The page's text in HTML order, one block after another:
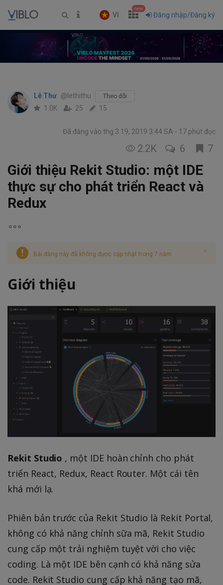
VI
new
Đăng nhập/Đăng ký
Lê Thư @lethithu Theo dõi
1.0K 25 15
Đã đăng vào thg 3 19, 2019 3:44 SA 17 phút đọc
2.2K 6 7
Giới thiệu Rekit Studio: một IDE
thực sự cho phát triển React và
Redux
Bài đăng này đã không được cập nhật trong 7 năm
Giới thiệu
Rekit Studio , một IDE hoàn chỉnh cho phát
triển React, Redux, React Router. Một cái tên
khá mới lạ.
Phiên bản trước của Rekit Studio là Rekit Portal,
không có khả năng chỉnh sữa mã, Rekit Studio
cung cấp một trải nghiệm tuyệt vời cho việc
coding. Là một IDE bên cạnh có khả năng sửa
code. Rekit Studio cung cấp khả năng tạo mã,